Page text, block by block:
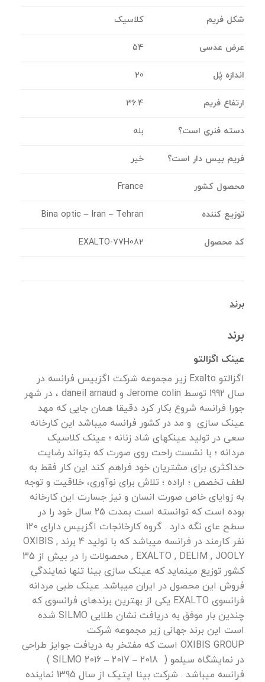
شکل فریم کلاسیک
عرض عدسی 54
اندازه پُل 20
ارتفاع فریم 36.4
دسته فنری است؟ بله
فریم بیس دار است؟ خیر
محصول کشور France
توزیع کننده Bina optic – Iran – Tehran
کد محصول EXALTO-77H082
برند
برند
عینک اگزالتو
اگزالتو Exalto زیر مجموعه شرکت اگزبیس فرانسه در
سال 1992 توسط Jerome colin و daneil arnaud ، در شهر
جورا فرانسه شروع بکار کرد دقیقا همان جایی که مهد
عینک سازی و مد در کشور فرانسه میباشد این کارخانه
سعی در تولید عینکهای شاد زنانه ؛ عینک کلاسیک
مردانه ؛ با نشست راحت روی صورت که بتواند رضایت
حداکثری برای مشتریان خود فراهم کند این کار فقط به
لطف تخصص ؛ اراده ؛ تلاش برای نوآوری، خلاقیت و توجه
به زوایای خاص صورت انسان و نیز جسارت این کارخانه
بوده است که توانسته است بمدت 25 سال خود را در
سطح عای نگه دارد . گروه کارخانجات اگزبیس دارای 120
نفر کارمند در فرانسه میباشد که با تولید 4 برند , OXIBIS
, EXALTO , DELIM , JOOLY محصولات را در بیش از 35
کشور توزیع مینماید که عینک سازی بینا تنها نمایندگی
فروش این محصول در ایران میباشد. عینک طبی مردانه
فرانسوی EXALTO یکی از بهترین برندهای فرانسوی که
چندین بار موفق به دریافت نشان طلایی SILMO شده
است این برند جهانی زیر مجموعه شرکت
OXIBIS GROUP است که مفتخر به دریافت جوایز طراحی
در نمایشگاه سیلمو ( 2018 – 2017 – 2016 SILMO )
فرانسه میباشد . شرکت بینا اپتیک از سال 1395 نماینده